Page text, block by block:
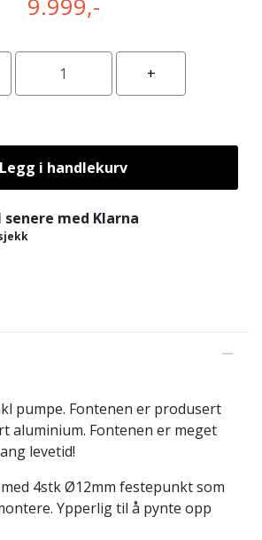
9.999,-
Legg i handlekurv
med Klarna
pumpe. Fontenen er produsert
aluminium. Fontenen er meget
levetid!
4stk Ø12mm festepunkt som
Ypperlig til å pynte opp